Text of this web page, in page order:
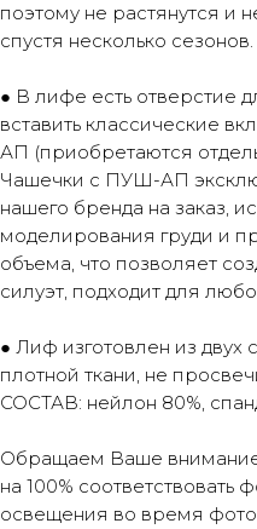
поэтому не растянутся и
спустя несколько сезонов.
● В лифе есть отверстие
вставить классические
АП (приобретаются
Чашечки с ПУШ-АП
нашего бренда на заказ,
моделирования груди и
объема, что позволяет
силуэт, подходит для
● Лиф изготовлен из двух
плотной ткани, не
СОСТАВ: нейлон 80%,
Обращаем Ваше
на 100% соответствовать
освещения во время